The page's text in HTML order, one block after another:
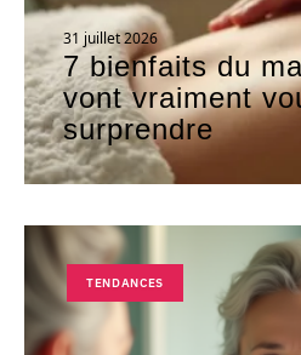
31 juillet 2026
7 bienfaits du
vont vraiment
surprendre
TENDANCES